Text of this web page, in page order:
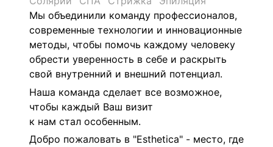
Мы объединили команду профессионалов,
современные технологии и инновационные
методы, чтобы помочь каждому человеку
обрести уверенность в себе и раскрыть
свой внутренний и внешний потенциал.
Наша команда сделает все возможное,
чтобы каждый Ваш визит
к нам стал особенным.
Добро пожаловать в "Esthetica" - место, где